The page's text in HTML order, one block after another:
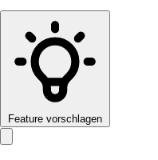
Feature vorschlagen